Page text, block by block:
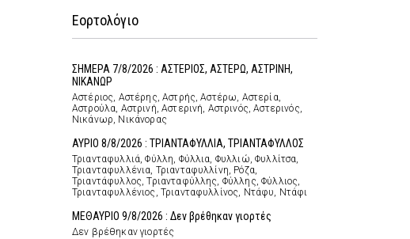
Εορτολόγιο
ΣΗΜΕΡΑ 7/8/2026 : ΑΣΤΕΡΙΟΣ, ΑΣΤΕΡΩ, ΑΣΤΡΙΝΗ,
ΝΙΚΑΝΩΡ
Αστέριος, Αστέρης, Αστρής, Αστέρω, Αστερία,
Αστρούλα, Αστρινή, Αστερινή, Αστρινός, Αστερινός,
Νικάνωρ, Νικάνορας
ΑΥΡΙΟ 8/8/2026 : ΤΡΙΑΝΤΑΦΥΛΛΙΑ, ΤΡΙΑΝΤΑΦΥΛΛΟΣ
Τριανταφυλλιά, Φύλλη, Φύλλια, Φυλλιώ, Φυλλίτσα,
Τριανταφυλλένια, Τριανταφυλλίνη, Ρόζα,
Τριαντάφυλλος, Τριανταφύλλης, Φύλλης, Φύλλιος,
Τριανταφυλλένιος, Τριανταφυλλίνος, Ντάφυ, Ντάφι
ΜΕΘΑΥΡΙΟ 9/8/2026 : Δεν βρέθηκαν γιορτές
Δεν βρέθηκαν γιορτές